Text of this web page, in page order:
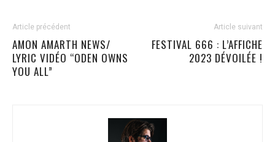
Article précédent
AMON AMARTH NEWS/
LYRIC VIDÉO “ODEN OWNS
YOU ALL”
Article suivant
FESTIVAL 666 : L’AFFICHE
2023 DÉVOILÉE !